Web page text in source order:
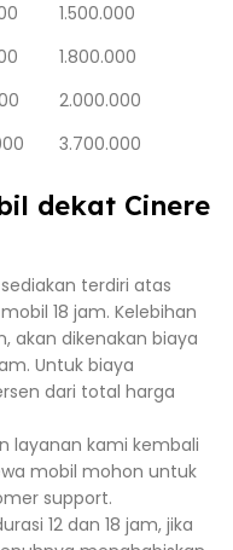
1.500.000
1.800.000
2.000.000
3.700.000
dekat Cinere
terdiri atas
18 jam. Kelebihan
akan dikenakan biaya
Untuk biaya
dari total harga
layanan kami kembali
mobil mohon untuk
support.
12 dan 18 jam, jika